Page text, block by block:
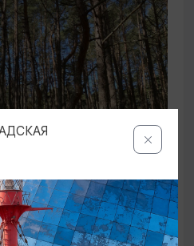
КУЛЬТУРЫ
Куршской